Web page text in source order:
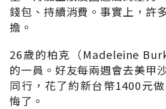
錢包、持續消費。事實上，許
擔。
26歲的柏克（Madeleine
的一員。好友每兩週會去美甲
同行，花了約新台幣1400元
悔了。